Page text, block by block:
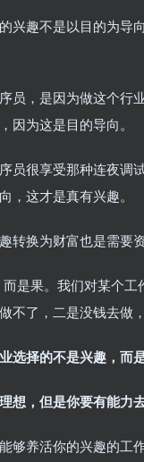
兴趣不是以目的为导
员，是因为做这个行
因为这是目的导向。
员很享受那种连夜调
，这才是真有兴趣。
转换为财富也是需要
而是果。我们对某个工
不了，二是没钱去做
选择的不是兴趣，而
想，但是你要有能力
够养活你的兴趣的工